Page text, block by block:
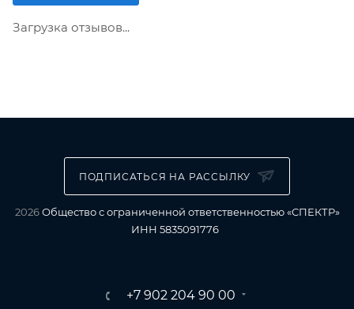
Загрузка отзывов...
ПОДПИСАТЬСЯ НА РАССЫЛКУ
2026Общество с ограниченной ответственностью «СПЕКТР»
ИНН 5835091776
+7 902 204 90 00